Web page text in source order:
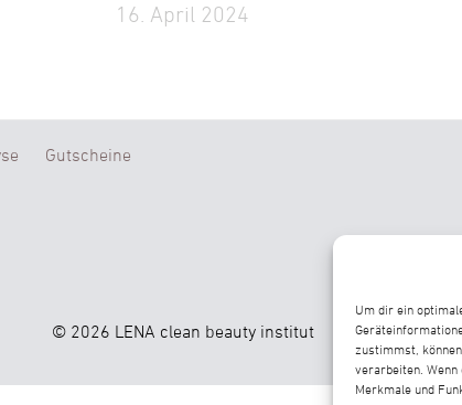
Um dir ein
zustimmst,
verarbeiten.
Merkmale und
16. April 2024
Gutscheine
© 2026 LENA clean beauty institut